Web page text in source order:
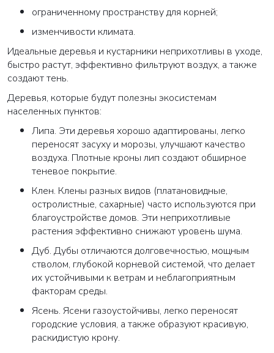
ограниченному пространству для корней;
изменчивости климата.
Идеальные деревья и кустарники неприхотливы в уходе,
быстро растут, эффективно фильтруют воздух, а также
создают тень.
Деревья, которые будут полезны экосистемам
населенных пунктов:
Липа. Эти деревья хорошо адаптированы, легко
переносят засуху и морозы, улучшают качество
воздуха. Плотные кроны лип создают обширное
теневое покрытие.
Клен. Клены разных видов (платановидные,
остролистные, сахарные) часто используются при
благоустройстве домов. Эти неприхотливые
растения эффективно снижают уровень шума.
Дуб. Дубы отличаются долговечностью, мощным
стволом, глубокой корневой системой, что делает
их устойчивыми к ветрам и неблагоприятным
факторам среды.
Ясень. Ясени газоустойчивы, легко переносят
городские условия, а также образуют красивую,
раскидистую крону.